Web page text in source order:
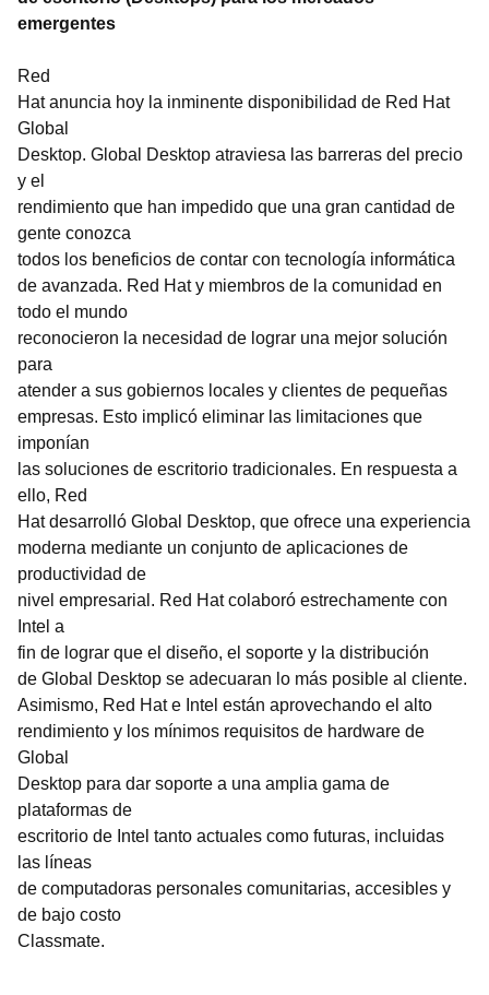
emergentes
Red
Hat anuncia hoy la inminente disponibilidad de Red Hat
Global
Desktop. Global Desktop atraviesa las barreras del precio
y el
rendimiento que han impedido que una gran cantidad de
gente conozca
todos los beneficios de contar con tecnología informática
de avanzada. Red Hat y miembros de la comunidad en
todo el mundo
reconocieron la necesidad de lograr una mejor solución
para
atender a sus gobiernos locales y clientes de pequeñas
empresas. Esto implicó eliminar las limitaciones que
imponían
las soluciones de escritorio tradicionales. En respuesta a
ello, Red
Hat desarrolló Global Desktop, que ofrece una experiencia
moderna mediante un conjunto de aplicaciones de
productividad de
nivel empresarial. Red Hat colaboró estrechamente con
Intel a
fin de lograr que el diseño, el soporte y la distribución
de Global Desktop se adecuaran lo más posible al cliente.
Asimismo, Red Hat e Intel están aprovechando el alto
rendimiento y los mínimos requisitos de hardware de
Global
Desktop para dar soporte a una amplia gama de
plataformas de
escritorio de Intel tanto actuales como futuras, incluidas
las líneas
de computadoras personales comunitarias, accesibles y
de bajo costo
Classmate.